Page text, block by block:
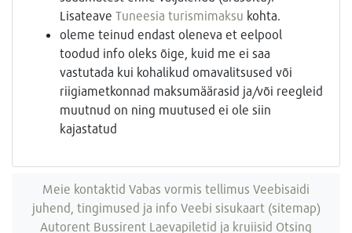
Lisateave Tuneesia turismimaksu kohta.
oleme teinud endast oleneva et eelpool
toodud info oleks õige, kuid me ei saa
vastutada kui kohalikud omavalitsused või
riigiametkonnad maksumäärasid ja/või reegleid
muutnud on ning muutused ei ole siin
kajastatud
Meie kontaktid Vabas vormis tellimus Veebisaidi
juhend, tingimused ja info Veebi sisukaart (sitemap)
Autorent Bussirent Laevapiletid ja kruiisid Otsing